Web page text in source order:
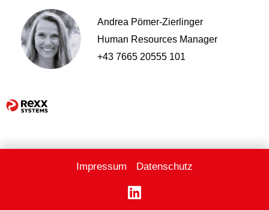
Andrea Pömer-Zierlinger
Human Resources Manager
+43 7665 20555 101
Impressum Datenschutz